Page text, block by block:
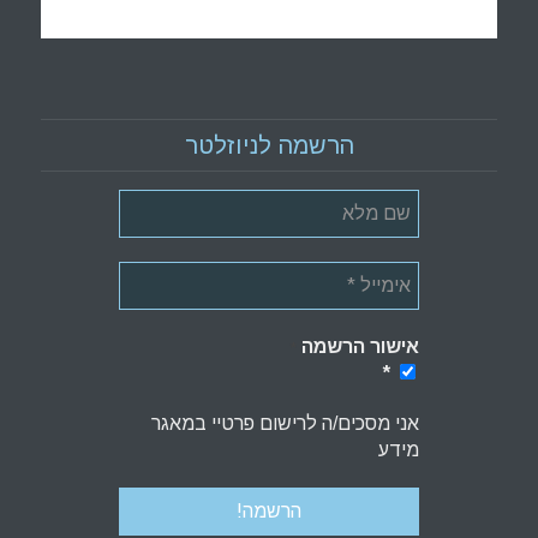
הרשמה לניוזלטר
אישור הרשמה
*
אני מסכים/ה לרישום פרטיי במאגר
מידע